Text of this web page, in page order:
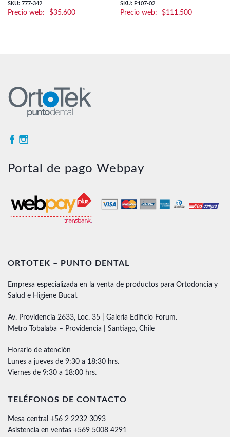
SKU: 777-342
$35.600
SKU: P107-02
$111.500
Portal de pago Webpay
ORTOTEK – PUNTO DENTAL
Empresa especializada en la venta de productos para Ortodoncia y
Salud e Higiene Bucal.
Av. Providencia 2633, Loc. 35 | Galería Edificio Forum.
Metro Tobalaba – Providencia | Santiago, Chile
Horario de atención
Lunes a jueves de 9:30 a 18:30 hrs.
Viernes de 9:30 a 18:00 hrs.
TELÉFONOS DE CONTACTO
Mesa central +56 2 2232 3093
Asistencia en ventas +569 5008 4291